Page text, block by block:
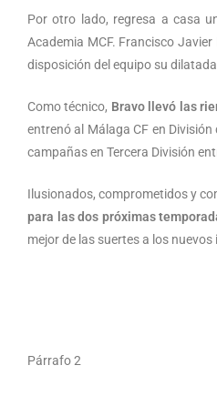
Por otro lado, regresa a casa
Academia MCF. Francisco Javier
disposición del equipo su
Como técnico, Bravo llevó las
entrenó al Málaga CF en
campañas en Tercera División
Ilusionados, comprometidos y
para las dos próximas
mejor de las suertes a los
Párrafo 2